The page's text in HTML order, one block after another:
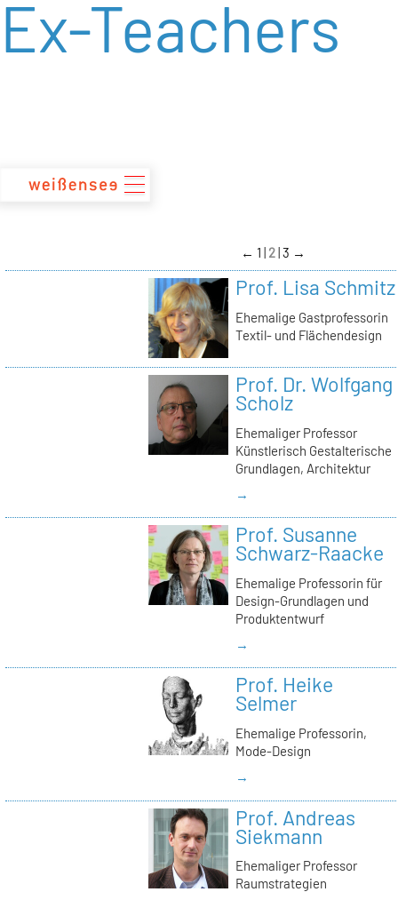
zum
Inhalt
Ex-Teachers
← 1 2 3 →
Prof. Lisa Schmitz
Ehemalige Gastprofessorin
Textil- und Flächendesign
Prof. Dr. Wolfgang
Scholz
Ehemaliger Professor
Künstlerisch Gestalterische
Grundlagen, Architektur
→
Prof. Susanne
Schwarz-Raacke
Ehemalige Professorin für
Design-Grundlagen und
Produktentwurf
→
Prof. Heike
Selmer
Ehemalige Professorin,
Mode-Design
→
Prof. Andreas
Siekmann
Ehemaliger Professor
Raumstrategien